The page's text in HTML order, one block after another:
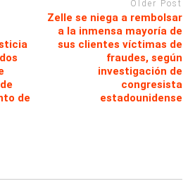
de
Older Post
Zelle se niega a rembolsar
a la inmensa mayoría de
sus clientes víctimas de
fraudes, según
investigación de
congresista
estadounidense